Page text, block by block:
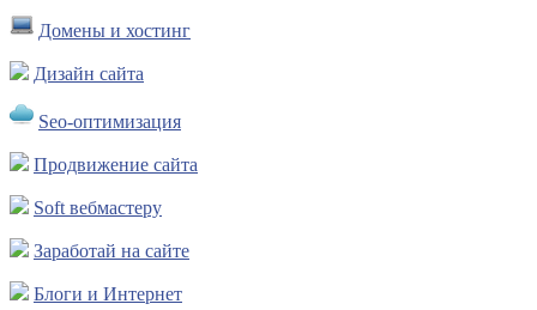
Домены и хостинг
Дизайн сайта
Seo-оптимизация
Продвижение сайта
Soft вебмастеру
Заработай на сайте
Блоги и Интернет